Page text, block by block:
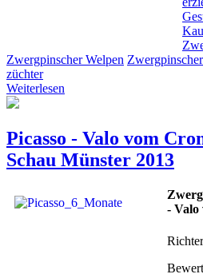
Zwergpinscher Welpen
züchter
Weiterlesen
Picasso - Valo vom
Schau Münster 2013
- Valo